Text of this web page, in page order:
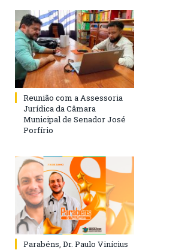
Reunião com a Assessoria
Jurídica da Câmara
Municipal de Senador José
Porfírio
Parabéns, Dr. Paulo Vinícius